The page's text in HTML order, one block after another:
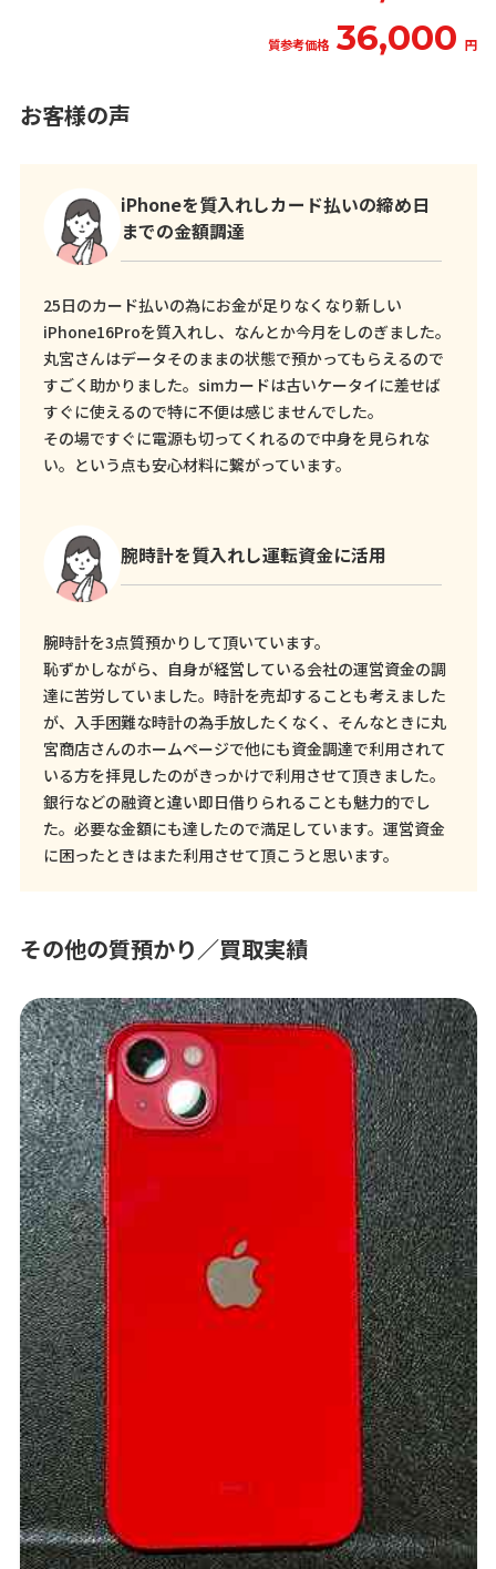
質参考価格 36,000 円
お客様の声
iPhoneを質入れしカード払いの締め日
までの金額調達
25日のカード払いの為にお金が足りなくなり新しい
iPhone16Proを質入れし、なんとか今月をしのぎました。
丸宮さんはデータそのままの状態で預かってもらえるので
すごく助かりました。simカードは古いケータイに差せば
すぐに使えるので特に不便は感じませんでした。
その場ですぐに電源も切ってくれるので中身を見られな
い。という点も安心材料に繋がっています。
腕時計を質入れし運転資金に活用
腕時計を3点質預かりして頂いています。
恥ずかしながら、自身が経営している会社の運営資金の調
達に苦労していました。時計を売却することも考えました
が、入手困難な時計の為手放したくなく、そんなときに丸
宮商店さんのホームページで他にも資金調達で利用されて
いる方を拝見したのがきっかけで利用させて頂きました。
銀行などの融資と違い即日借りられることも魅力的でし
た。必要な金額にも達したので満足しています。運営資金
に困ったときはまた利用させて頂こうと思います。
その他の質預かり／買取実績